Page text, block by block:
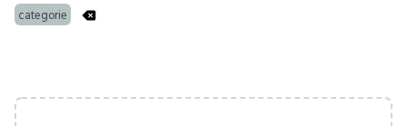
categorie